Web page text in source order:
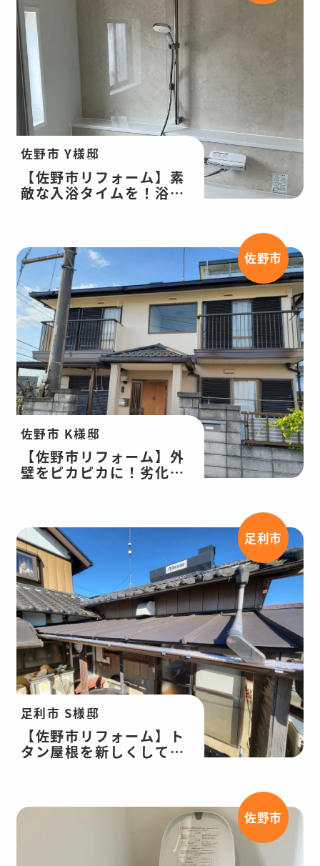
佐野市 Y様邸
【佐野市リフォーム】素
敵な入浴タイムを！浴
佐野市
佐野市 K様邸
【佐野市リフォーム】外
壁をピカピカに！劣化を
足利市
足利市 S様邸
【佐野市リフォーム】ト
タン屋根を新しくして落
佐野市